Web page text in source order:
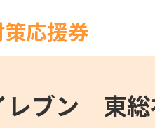
応援券
レブン 東総